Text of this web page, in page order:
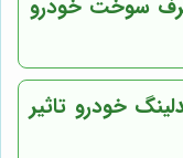
سوخت خودرو
خودرو تاثیر